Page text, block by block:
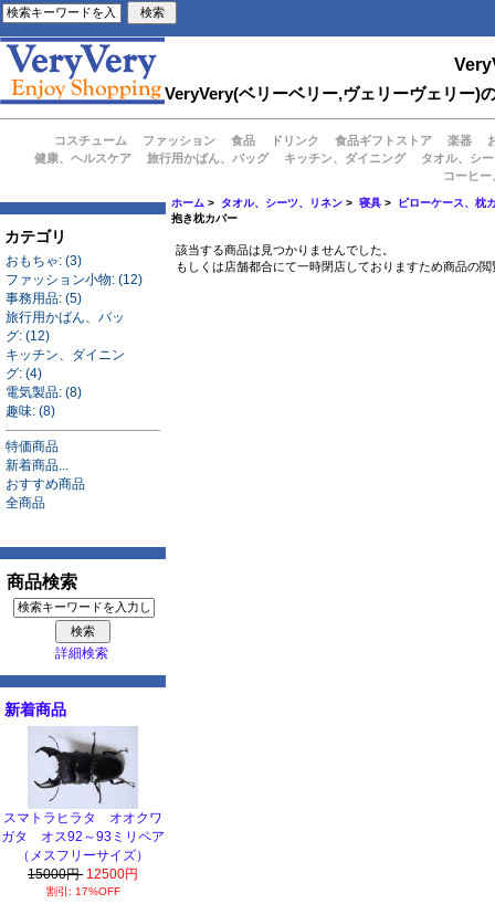
VeryVery(ベリーベリー,ヴェリーヴェリー)
コスチューム ファッション 食品 ドリンク 食品ギフトストア 楽器
健康、ヘルスケア
旅行用かばん、バッグ キッチン、ダイニング
タオル、シ
コーヒ
カテゴリ
おもちゃ: (3)
ファッション小物: (12)
事務用品: (5)
旅行用かばん、バッ
グ: (12)
キッチン、ダイニン
グ: (4)
電気製品: (8)
趣味: (8)
特価商品
新着商品...
おすすめ商品
全商品
商品検索
詳細検索
新着商品
スマトラヒラタ オオクワ
ガタ オス92～93ミリペア
（メスフリーサイズ）
15000円 12500円
割引: 17%OFF
ホーム > タオル、シーツ、リネン >寝具 >
ピローケース、枕
抱き枕カバー
該当する商品は見つかりませんでした。
もしくは店舗都合にて一時閉店しておりますため商品の